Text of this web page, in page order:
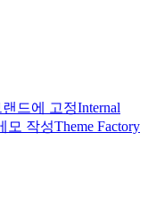
랜드에 고정Internal
모 작성Theme Factory